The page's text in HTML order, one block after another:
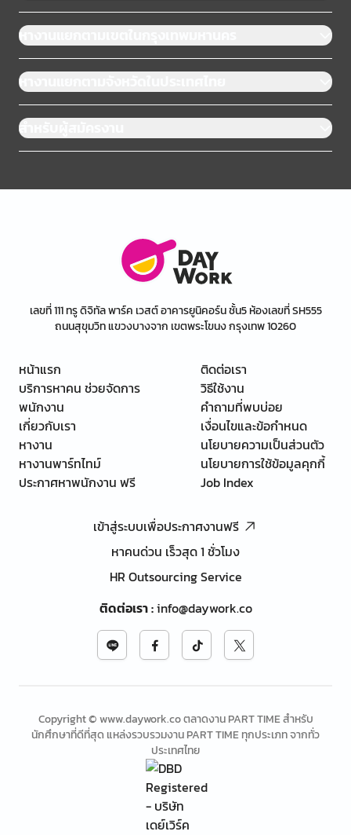
หางานแยกตามเขตในกรุงเทพมหานคร
หางานแยกตามจังหวัดในประเทศไทย
สำหรับผู้สมัครงาน
เลขที่ 111 ทรู ดิจิทัล พาร์ค เวสต์ อาคารยูนิคอร์น ชั้น5 ห้องเลขที่ SH555
ถนนสุขุมวิท แขวงบางจาก เขตพระโขนง กรุงเทพ 10260
หน้าแรก
บริการหาคน ช่วยจัดการ
พนักงาน
เกี่ยวกับเรา
หางาน
หางานพาร์ทไทม์
ประกาศหาพนักงาน ฟรี
ติดต่อเรา
วิธีใช้งาน
คำถามที่พบบ่อย
เงื่อนไขและข้อกำหนด
นโยบายความเป็นส่วนตัว
นโยบายการใช้ข้อมูลคุกกี้
Job Index
เข้าสู่ระบบเพื่อประกาศงานฟรี
หาคนด่วน เร็วสุด 1 ชั่วโมง
HR Outsourcing Service
ติดต่อเรา:info@daywork.co
Copyright © www.daywork.co ตลาดงาน PART TIME สำหรับ
นักศึกษาที่ดีที่สุด แหล่งรวบรวมงาน PART TIME ทุกประเภท จากทั่ว
ประเทศไทย